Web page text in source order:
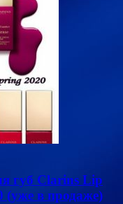
губ Clarins Lip
(уже в продаже)